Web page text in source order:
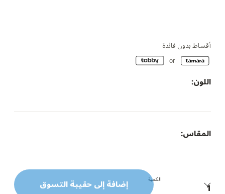
أقساط بدون فائدة
اللون:
المقاس:
الكمية إضافة إلى حقيبة التسوق